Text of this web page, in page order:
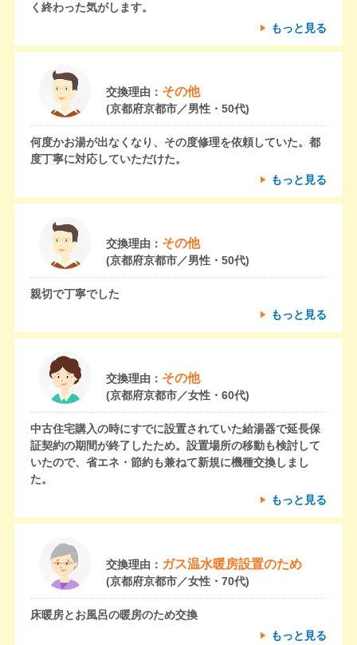
く終わった気がします。
もっと見る
交換理由： その他
(京都府京都市／男性・50代)
何度かお湯が出なくなり、その度修理を依頼していた。都
度丁寧に対応していただけた。
もっと見る
交換理由： その他
(京都府京都市／男性・50代)
親切で丁寧でした
もっと見る
交換理由： その他
(京都府京都市／女性・60代)
中古住宅購入の時にすでに設置されていた給湯器で延長保
証契約の期間が終了したため。設置場所の移動も検討して
いたので、省エネ・節約も兼ねて新規に機種交換しまし
た。
もっと見る
交換理由： ガス温水暖房設置のため
(京都府京都市／女性・70代)
床暖房とお風呂の暖房のため交換
もっと見る